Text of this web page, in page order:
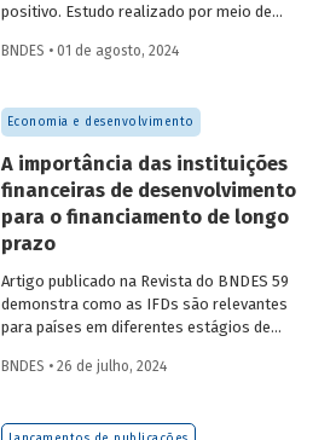
positivo. Estudo realizado por meio de
resultados mais significativos dois a três
dispersão posterior.
BNDES • 01 de agosto, 2024
Economia e desenvolvimento
A importância das instituições
financeiras de desenvolvimento
para o financiamento de longo
prazo
Artigo publicado na Revista do BNDES 59
demonstra como as IFDs são relevantes
para países em diferentes estágios de
de estabilidade quanto nos de crise
para o desenvolvimento sustentável.
BNDES • 26 de julho, 2024